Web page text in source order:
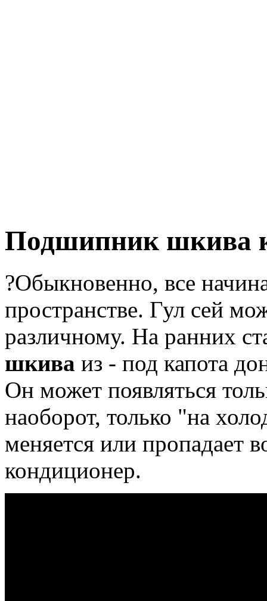
Подшипник шкива
?Обыкновенно, все
пространстве. Гул сей
различному. На ранних
шкива из - под капота
Он может появляться
наоборот, только "на
меняется или пропадает
кондиционер.